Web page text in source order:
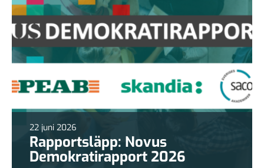
22 juni 2026
Rapportsläpp: Novus
Demokratirapport 2026